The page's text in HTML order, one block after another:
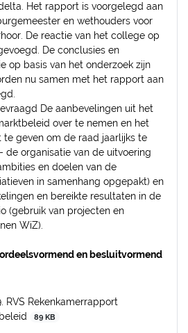
Het rapport is voorgelegd aan
en wethouders voor
De reactie van het college op
De conclusies en
op basis van het onderzoek zijn
nu samen met het rapport aan
De aanbevelingen uit het
over te nemen en het
geven om de raad jaarlijks te
de organisatie van de uitvoering
en doelen van de
in samenhang opgepakt) en
en bereikte resultaten in de
(gebruik van projecten en
WiZ).
en besluitvormend
RVS Rekenkamerrapport
89 KB